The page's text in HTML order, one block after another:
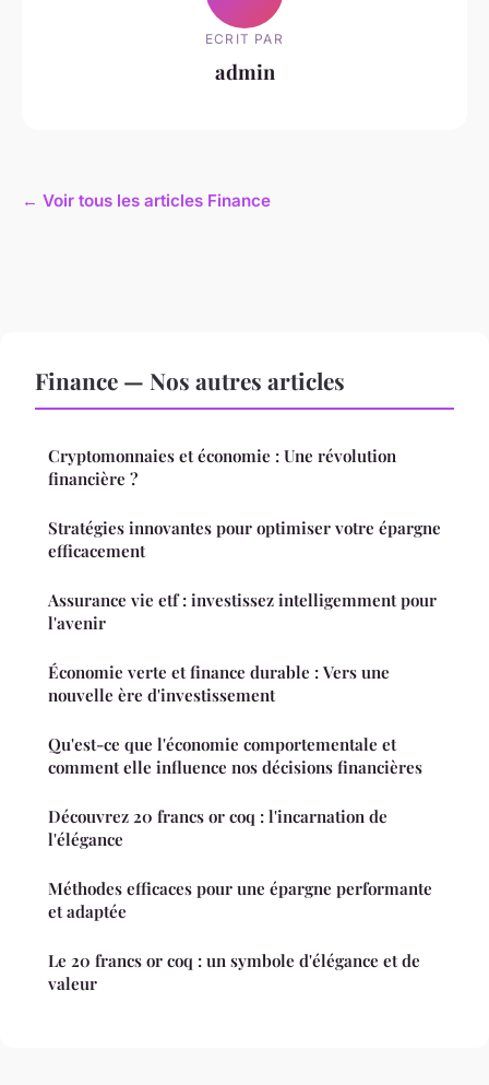
ECRIT PAR
admin
← Voir tous les articles Finance
Finance — Nos autres articles
Cryptomonnaies et économie : Une révolution
financière ?
Stratégies innovantes pour optimiser votre épargne
efficacement
Assurance vie etf : investissez intelligemment pour
l'avenir
Économie verte et finance durable : Vers une
nouvelle ère d'investissement
Qu'est-ce que l'économie comportementale et
comment elle influence nos décisions financières
Découvrez 20 francs or coq : l'incarnation de
l'élégance
Méthodes efficaces pour une épargne performante
et adaptée
Le 20 francs or coq : un symbole d'élégance et de
valeur